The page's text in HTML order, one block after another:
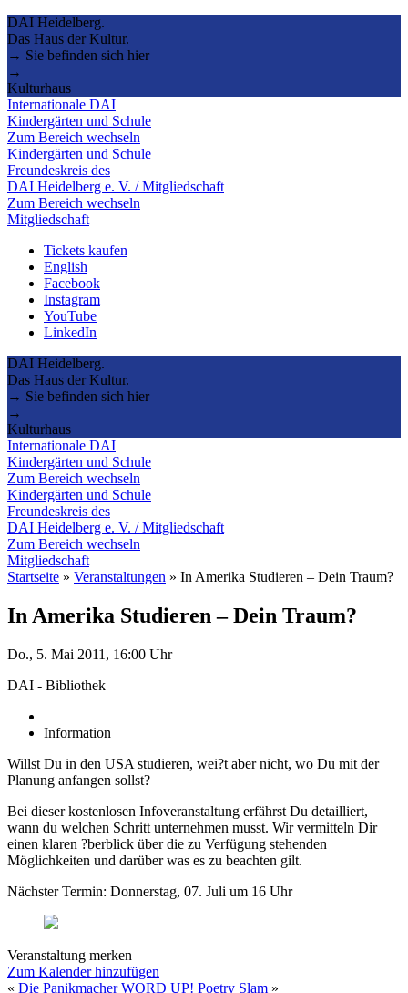
DAI Heidelberg.
Das Haus der Kultur.
→ Sie befinden sich hier
→
Kulturhaus
Internationale DAI
Kindergärten und Schule
Zum Bereich wechseln
Kindergärten und Schule
Freundeskreis des
DAI Heidelberg e. V. / Mitgliedschaft
Zum Bereich wechseln
Mitgliedschaft
Tickets kaufen
English
Facebook
Instagram
YouTube
LinkedIn
DAI Heidelberg.
Das Haus der Kultur.
→ Sie befinden sich hier
→
Kulturhaus
Internationale DAI
Kindergärten und Schule
Zum Bereich wechseln
Kindergärten und Schule
Freundeskreis des
DAI Heidelberg e. V. / Mitgliedschaft
Zum Bereich wechseln
Mitgliedschaft
Startseite » Veranstaltungen » In Amerika Studieren – Dein Traum?
In Amerika Studieren – Dein Traum?
Do., 5. Mai 2011, 16:00 Uhr
DAI - Bibliothek
Information
Willst Du in den USA studieren, wei?t aber nicht, wo Du mit der
Planung anfangen sollst?
Bei dieser kostenlosen Infoveranstaltung erfährst Du detailliert,
wann du welchen Schritt unternehmen musst. Wir vermitteln Dir
einen klaren ?berblick über die zu Verfügung stehenden
Möglichkeiten und darüber was es zu beachten gilt.
Nächster Termin: Donnerstag, 07. Juli um 16 Uhr
Veranstaltung merken
Zum Kalender hinzufügen
« Die Panikmacher WORD UP! Poetry Slam »